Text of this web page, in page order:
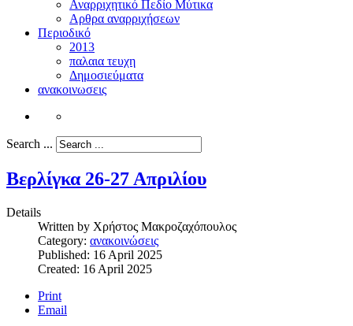
Αναρριχητικό Πεδίο Μύτικα
Αρθρα αναρριχήσεων
Περιοδικό
2013
παλαια τευχη
Δημοσιεύματα
ανακοινωσεις
Search ...
Βερλίγκα 26-27 Απριλίου
Details
Written by Χρήστος Μακροζαχόπουλος
Category: ανακοινώσεις
Published: 16 April 2025
Created: 16 April 2025
Print
Email